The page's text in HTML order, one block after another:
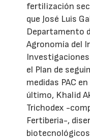
fertilización
que José Luis
Departamento
Agronomía del
el Plan de
medidas PAC
último, Khalid
Trichodex -
Fertiberia-,